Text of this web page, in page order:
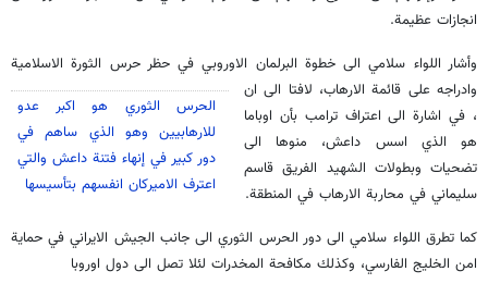
انجازات عظيمة.
وأشار اللواء سلامي الى خطوة البرلمان الاوروبي في حظر حرس الثورة الاسلامية
وادراجه على قائمة الارهاب، لافتا الى ان
الحرس الثوري هو اكبر عدو
للارهابيين وهو الذي ساهم في
دور كبير في إنهاء فتنة داعش والتي
اعترف الاميركان انفسهم بتأسيسها
، في اشارة الى اعتراف ترامب بأن اوباما
هو الذي اسس داعش، منوها الى
تضحيات وبطولات الشهيد الفريق قاسم
سليماني في محاربة الارهاب في المنطقة.
كما تطرق اللواء سلامي الى دور الحرس الثوري الى جانب الجيش الايراني في حماية
امن الخليج الفارسي، وكذلك مكافحة المخدرات لئلا تصل الى دول اوروبا